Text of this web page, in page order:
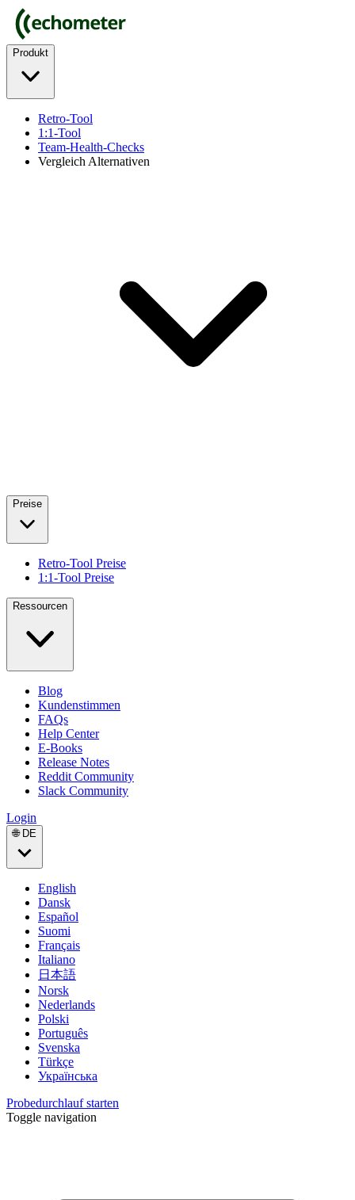
Produkt
Retro-Tool
1:1-Tool
Team-Health-Checks
Vergleich Alternativen
Preise
Retro-Tool Preise
1:1-Tool Preise
Ressourcen
Blog
Kundenstimmen
FAQs
Help Center
E-Books
Release Notes
Reddit Community
Slack Community
Login
🌐 DE
English
Dansk
Español
Suomi
Français
Italiano
日本語
Norsk
Nederlands
Polski
Português
Svenska
Türkçe
Українська
Probedurchlauf starten
Toggle navigation